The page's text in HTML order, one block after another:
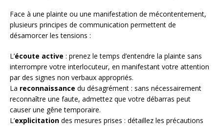
Face à une plainte ou une manifestation de mécontentement,
plusieurs principes de communication permettent de
désamorcer les tensions :
L’écoute active : prenez le temps d’entendre la plainte sans
interrompre votre interlocuteur, en manifestant votre attention
par des signes non verbaux appropriés.
La reconnaissance du désagrément : sans nécessairement
reconnaître une faute, admettez que votre débarras peut
causer une gêne temporaire.
L’explicitation des mesures prises : détaillez les précautions